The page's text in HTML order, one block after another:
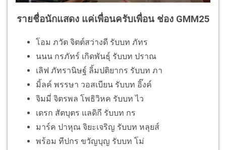
รายชื่อนักแสดง แค่เพื่อนครับเพื่อน ช่อง GMM25
โอม ภวัต จิตต์สว่างดี รับบท ภัทร
นนน กรภัทร์ เกิดพันธุ์ รับบท ปราณ
เลิฟ ภัทรานิษฐ์ ลิ้มปติยากร รับบท ภา
มิ้ลค์ พรรษา วอสเบียน รับบท อิ๊งค์
จิมมี่ จิตรพล โพธิวิหค รับบท ไว
เดรก สัตบุตร แลดิกี รับบท กร
มาร์ค ปาหุณ จิยะเจริญ รับบท หลุยส์
พร้อม ทีปกร ขวัญบุญ รับบท โม่